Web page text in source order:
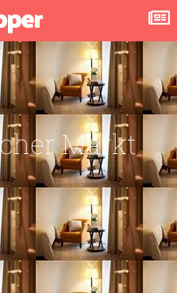
Markt